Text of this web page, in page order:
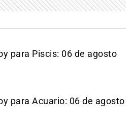
para Piscis: 06 de agosto
para Acuario: 06 de agosto